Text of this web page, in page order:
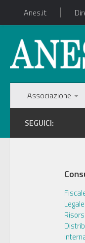
Anes.it
Associazione
SEGUICI:
Legale